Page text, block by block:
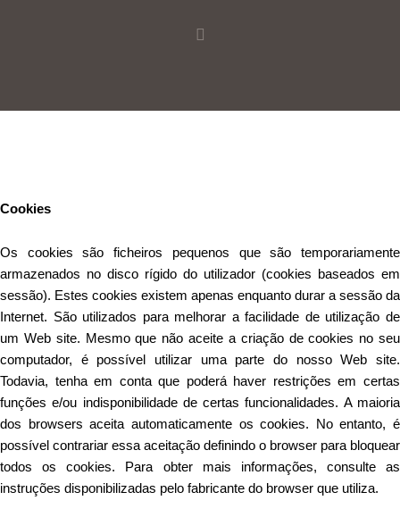
Cookies
Os cookies são ficheiros pequenos que são temporariamente
armazenados no disco rígido do utilizador (cookies baseados em
sessão). Estes cookies existem apenas enquanto durar a sessão da
Internet. São utilizados para melhorar a facilidade de utilização de
um Web site. Mesmo que não aceite a criação de cookies no seu
computador, é possível utilizar uma parte do nosso Web site.
Todavia, tenha em conta que poderá haver restrições em certas
funções e/ou indisponibilidade de certas funcionalidades. A maioria
dos browsers aceita automaticamente os cookies. No entanto, é
possível contrariar essa aceitação definindo o browser para bloquear
todos os cookies. Para obter mais informações, consulte as
instruções disponibilizadas pelo fabricante do browser que utiliza.